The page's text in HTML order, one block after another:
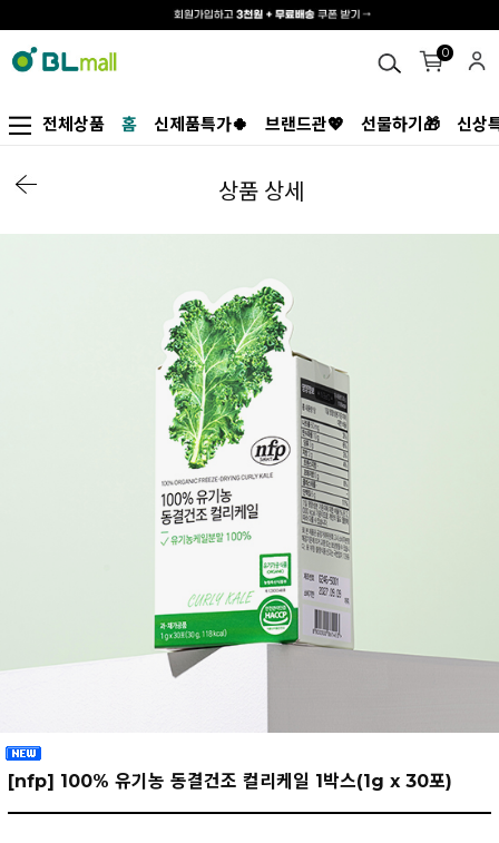
0
전체상품 홈 신제품특가🍀 브랜드관💖 선물하기🎁 신상
상품 상세
[nfp] 100% 유기농 동결건조 컬리케일 1박스(1g x 30포)